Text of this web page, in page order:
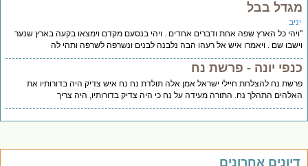
בבל
כל הארץ שפה אחת ודברים אחדים . ויהי בנסעם מקדם וימצאו בקעה בארץ שנער
שם . ויאמרו איש אל רעהו הבה נלבנה לבנים ונשרפה לשרפה ותהי לה
יונה - פרשת נח
נח להצלחת חיילי ישראל אמן אלה תולדת נח נח איש צדיק היה בדורותיו את
התהלך נח. התורה מעידה על נח כי היה צדיק בדורותיו, היה צריך
אחרונים